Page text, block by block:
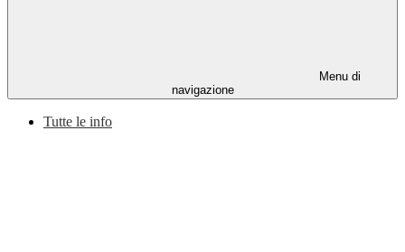
Menu di
navigazione
Tutte le info